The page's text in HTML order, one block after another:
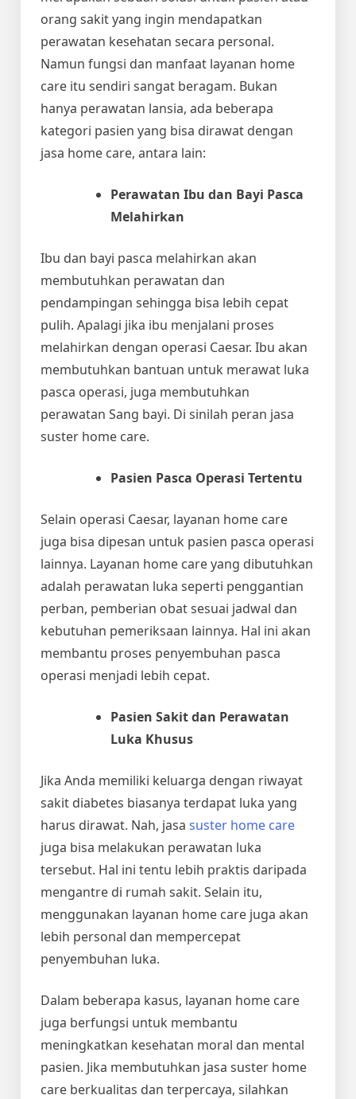
orang sakit yang ingin mendapatkan
perawatan kesehatan secara personal.
Namun fungsi dan manfaat layanan home
care itu sendiri sangat beragam. Bukan
hanya perawatan lansia, ada beberapa
kategori pasien yang bisa dirawat dengan
jasa home care, antara lain:
Perawatan Ibu dan Bayi Pasca
Melahirkan
Ibu dan bayi pasca melahirkan akan
membutuhkan perawatan dan
pendampingan sehingga bisa lebih cepat
pulih. Apalagi jika ibu menjalani proses
melahirkan dengan operasi Caesar. Ibu akan
membutuhkan bantuan untuk merawat luka
pasca operasi, juga membutuhkan
perawatan Sang bayi. Di sinilah peran jasa
suster home care.
Pasien Pasca Operasi Tertentu
Selain operasi Caesar, layanan home care
juga bisa dipesan untuk pasien pasca operasi
lainnya. Layanan home care yang dibutuhkan
adalah perawatan luka seperti penggantian
perban, pemberian obat sesuai jadwal dan
kebutuhan pemeriksaan lainnya. Hal ini akan
membantu proses penyembuhan pasca
operasi menjadi lebih cepat.
Pasien Sakit dan Perawatan
Luka Khusus
Jika Anda memiliki keluarga dengan riwayat
sakit diabetes biasanya terdapat luka yang
harus dirawat. Nah, jasa suster home care
juga bisa melakukan perawatan luka
tersebut. Hal ini tentu lebih praktis daripada
mengantre di rumah sakit. Selain itu,
menggunakan layanan home care juga akan
lebih personal dan mempercepat
penyembuhan luka.
Dalam beberapa kasus, layanan home care
juga berfungsi untuk membantu
meningkatkan kesehatan moral dan mental
pasien. Jika membutuhkan jasa suster home
care berkualitas dan terpercaya, silahkan